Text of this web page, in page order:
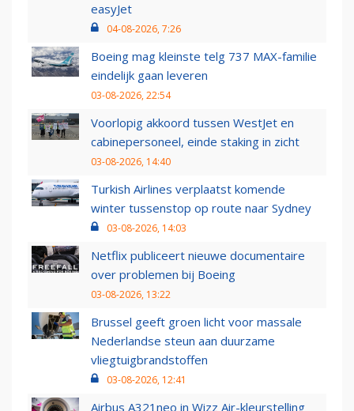
easyJet
04-08-2026, 7:26
Boeing mag kleinste telg 737 MAX-familie
eindelijk gaan leveren
03-08-2026, 22:54
Voorlopig akkoord tussen WestJet en
cabinepersoneel, einde staking in zicht
03-08-2026, 14:40
Turkish Airlines verplaatst komende
winter tussenstop op route naar Sydney
03-08-2026, 14:03
Netflix publiceert nieuwe documentaire
over problemen bij Boeing
03-08-2026, 13:22
Brussel geeft groen licht voor massale
Nederlandse steun aan duurzame
vliegtuigbrandstoffen
03-08-2026, 12:41
Airbus A321neo in Wizz Air-kleurstelling